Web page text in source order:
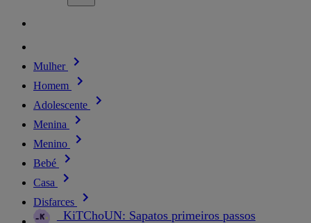
Mulher
Homem
Adolescente
Menina
Menino
Bebé
Casa
Disfarces
_KiTChoUN: Sapatos primeiros passos